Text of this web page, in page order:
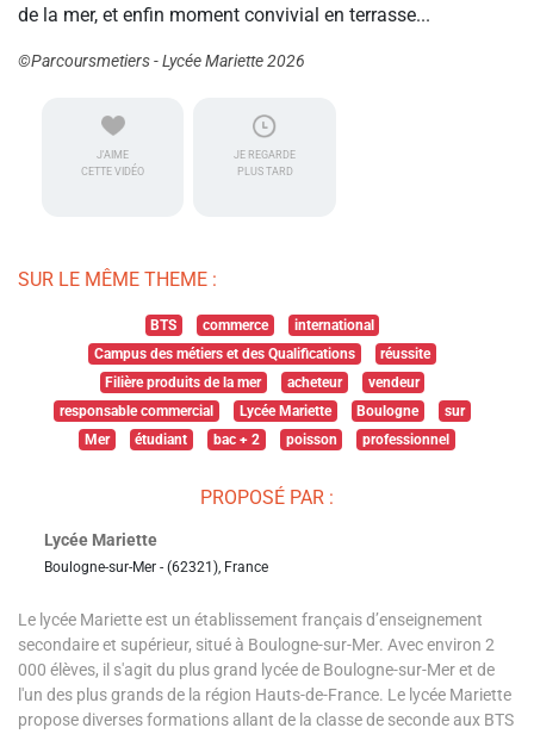
de la mer, et enfin moment convivial en terrasse...
©Parcoursmetiers - Lycée Mariette 2026
J'AIME
CETTE VIDÉO
JE REGARDE
PLUS TARD
SUR LE MÊME THEME :
BTS commerce
international
Campus des métiers et des Qualifications
réussite
Filière produits de la mer
acheteur
vendeur
responsable commercial
Lycée Mariette Boulogne
sur
Mer
étudiant bac + 2 poisson professionnel
PROPOSÉ PAR :
Lycée Mariette
Boulogne-sur-Mer - (62321), France
Le lycée Mariette est un établissement français d’enseignement
secondaire et supérieur, situé à Boulogne-sur-Mer. Avec environ 2
000 élèves, il s'agit du plus grand lycée de Boulogne-sur-Mer et de
l'un des plus grands de la région Hauts-de-France. Le lycée Mariette
propose diverses formations allant de la classe de seconde aux BTS